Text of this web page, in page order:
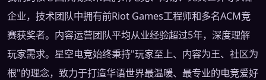
企业，技术团队中拥有前Riot Games工程师和多名ACM竞
赛获奖者。内容运营团队平均从业经验超过5年，深度理解
玩家需求。星空电竞始终秉持"玩家至上、内容为王、社区为
根"的理念，致力于打造华语世界最温暖、最专业的电竞爱好